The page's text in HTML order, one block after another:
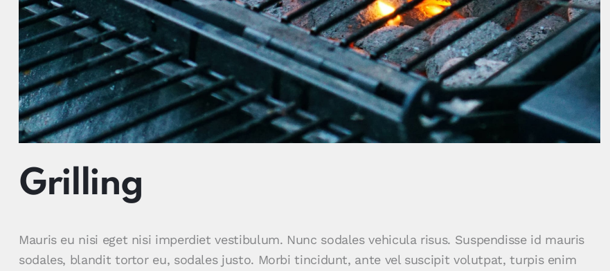
Grilling
Mauris eu nisi eget nisi imperdiet vestibulum. Nunc sodales vehicula risus. Suspendisse id mauris
sodales, blandit tortor eu, sodales justo. Morbi tincidunt, ante vel suscipit volutpat, turpis enim